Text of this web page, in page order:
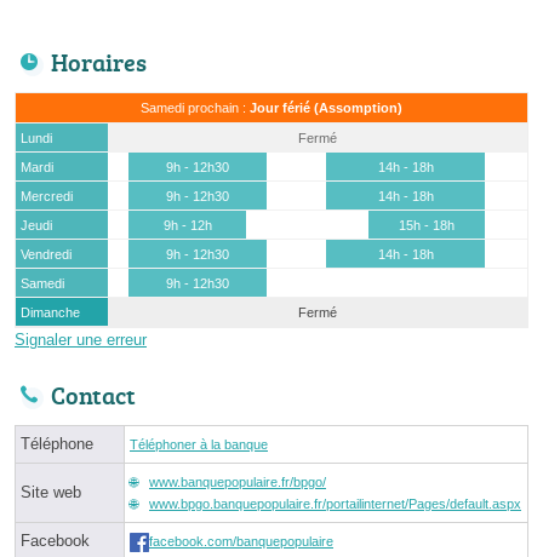
Horaires
Samedi prochain : Jour férié (Assomption)
Lundi
Fermé
Mardi
9h - 12h30
14h - 18h
Mercredi
9h - 12h30
14h - 18h
Jeudi
9h - 12h
15h - 18h
Vendredi
9h - 12h30
14h - 18h
Samedi
9h - 12h30
Dimanche
Fermé
Signaler une erreur
Contact
Téléphone Téléphoner à la banque
Site web
www.banquepopulaire.fr/bpgo/
www.bpgo.banquepopulaire.fr/portailinternet/Pages/default.aspx
Facebook facebook.com/banquepopulaire